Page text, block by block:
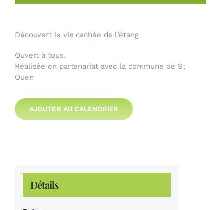
Découvert la vie cachée de l’étang
Ouvert à tous.
Réalisée en partenariat avec la commune de St
Ouen
AJOUTER AU CALENDRIER
Détails